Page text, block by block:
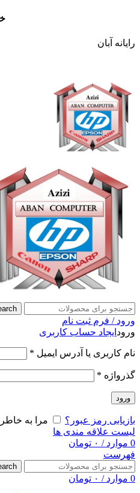
رایانه آبان
ورود / فرم ثبت نام
ورود ایجاد حساب کاربری
نام کاربری یا آدرس ایمیل *
گذرواژه *
ورود
بازیابی رمز عبور؟
مرا به خاطر
لیست علاقه مندی ها
0 موارد / ۰ تومان
فهرست
0 موارد / ۰ تومان